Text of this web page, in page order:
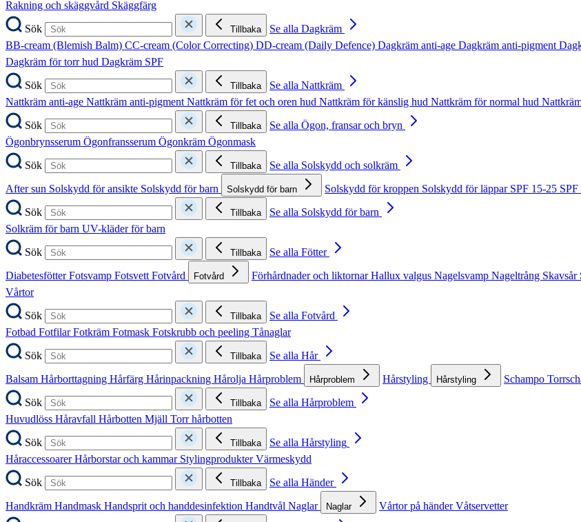
Rakning och skäggvård Skäggfärg
Sök
Tillbaka
Se alla Dagkräm
BB-cream (Blemish Balm) CC-cream (Color Correcting) DD-cream (Daily Defence) Dagkräm anti-age Dagkräm anti-pigment
Dagkräm för torr hud Dagkräm SPF
Sök
Tillbaka
Se alla Nattkräm
Nattkräm anti-age Nattkräm anti-pigment Nattkräm för fet och oren hud Nattkräm för känslig hud Nattkräm för normal hud
Sök
Tillbaka
Se alla Ögon, fransar och bryn
Ögonbrynsserum Ögonfransserum Ögonkräm Ögonmask
Sök
Tillbaka
Se alla Solskydd och solkräm
After sun Solskydd för ansikte Solskydd för barn Solskydd för barn Solskydd för kroppen Solskydd för läppar SPF 15-25 SPF
Sök
Tillbaka
Se alla Solskydd för barn
Solkräm för barn UV-kläder för barn
Sök
Tillbaka
Se alla Fötter
DiabetesfötterFotsvamp Fotsvett Fotvård Fotvård Förhårdnader och liktornarHallux valgus Nagelsvamp Nageltrång Skavsår
Vårtor
Sök
Tillbaka
Se alla Fotvård
Fotbad FotfilarFotkräm Fotmask Fotskrubb och peeling Tånaglar
Sök
Tillbaka
Se alla Hår
Balsam Hårborttagning Hårfärg Hårinpackning Hårolja Hårproblem Hårproblem Hårstyling Hårstyling Schampo
Sök
Tillbaka
Se alla Hårproblem
Huvudlöss Håravfall Hårbotten Mjäll Torr hårbotten
Sök
Tillbaka
Se alla Hårstyling
HåraccessoarerHårborstar och kammar StylingprodukterVärmeskydd
Sök
Tillbaka
Se alla Händer
Handkräm Handmask Handsprit och handdesinfektion Handtvål Naglar Naglar Vårtor på händerVåtservetter